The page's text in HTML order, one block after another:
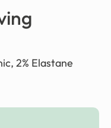
2% Elastane